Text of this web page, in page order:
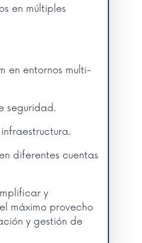
en múltiples
en entornos multi-
seguridad.
diferentes cuentas
y
máximo provecho
y gestión de